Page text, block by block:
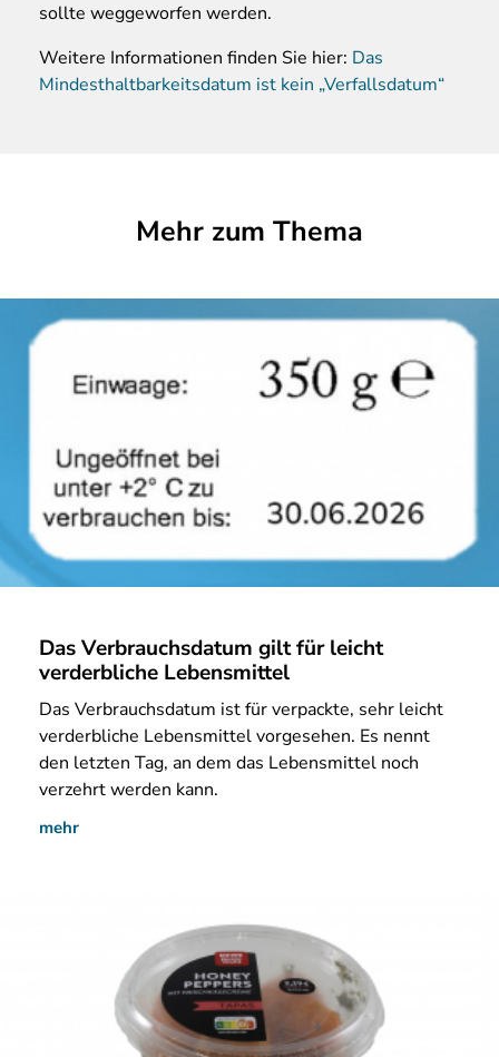
sollte weggeworfen werden.
Weitere Informationen finden Sie hier: Das
Mindesthaltbarkeitsdatum ist kein „Verfallsdatum“
Mehr zum Thema
Das Verbrauchsdatum gilt für leicht
verderbliche Lebensmittel
Das Verbrauchsdatum ist für verpackte, sehr leicht
verderbliche Lebensmittel vorgesehen. Es nennt
den letzten Tag, an dem das Lebensmittel noch
verzehrt werden kann.
mehr